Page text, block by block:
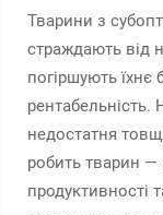
Тварини з
страждають від
погіршують їхнє
рентабельність.
недостатня
робить тварин —
продуктивності